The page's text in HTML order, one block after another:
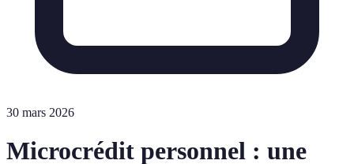
30 mars 2026
Microcrédit personnel : une